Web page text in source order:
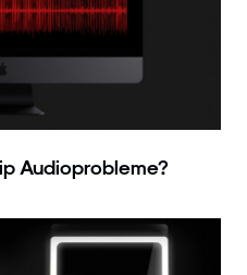
Audioprobleme?